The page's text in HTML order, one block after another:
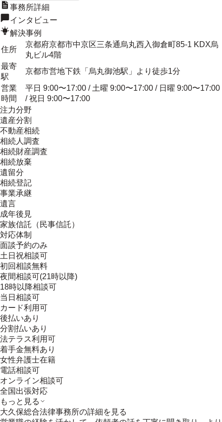
事務所詳細
インタビュー
解決事例
住所
京都府京都市中京区三条通烏丸西入御倉町85-1 KDX烏
丸ビル4階
最寄
駅
京都市営地下鉄「烏丸御池駅」より徒歩1分
営業
時間
平日 9:00〜17:00 / 土曜 9:00〜17:00 / 日曜 9:00〜17:00
/ 祝日 9:00〜17:00
注力分野
遺産分割
不動産相続
相続人調査
相続財産調査
相続放棄
遺留分
相続登記
事業承継
遺言
成年後見
家族信託（民事信託）
対応体制
面談予約のみ
土日祝相談可
初回相談無料
夜間相談可(21時以降)
18時以降相談可
当日相談可
カード利用可
後払いあり
分割払いあり
法テラス利用可
着手金無料あり
女性弁護士在籍
電話相談可
オンライン相談可
全国出張対応
もっと見る
大久保総合法律事務所の詳細を見る